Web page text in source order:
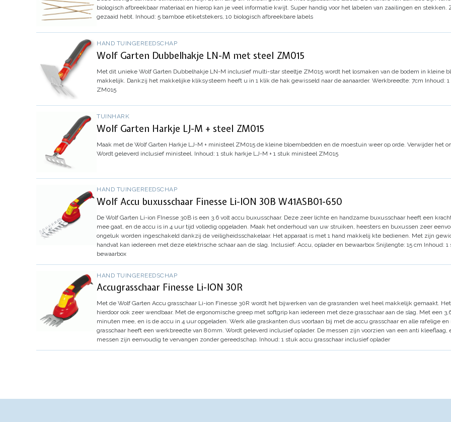
biologisch afbreekbaar materiaal en hierop kan je veel informatie kwijt. Super handig voor het labelen van zaailingen en stekken.
gezaaid hebt. Inhoud: 5 bamboe etiketstekers, 10 biologisch afbreekbare labels
HAND TUINGEREEDSCHAP
Wolf Garten Dubbelhakje LN-M met steel ZM015
Met dit unieke Wolf Garten Dubbelhakje LN-M inclusief multi-star steeltje ZM015 wordt het losmaken van de bodem in kleine
makkelijk. Dankzij het makkelijke kliksysteem heeft u in 1 klik de hak gewisseld naar de aanaarder. Werkbreedte: 7cm Inhoud:
ZM015
TUINHARK
Wolf Garten Harkje LJ-M + steel ZM015
Maak met de Wolf Garten Harkje LJ-M + ministeel ZM015 de kleine bloembedden en de moestuin weer op orde. Verwijder het
Wordt geleverd inclusief ministeel. Inhoud: 1 stuk harkje LJ-M + 1 stuk ministeel ZM015
HAND TUINGEREEDSCHAP
Wolf Accu buxusschaar Finesse Li-ION 30B W41ASB01-650
De Wolf Garten Li-ion FInesse 30B is een 3.6 volt accu buxusschaar. Deze zeer lichte en handzame buxusschaar heeft een
mee gaat, en de accu is in 4 uur tijd volledig opgeladen. Maak het onderhoud van uw struiken, heesters en buxussen zeer
ongeluk worden ingeschakeld dankzij de veiligheidsschakelaar. Het apparaat is met 1 hand makkelij kte bedienen. Met zijn
handvat kan iedereen met deze elektrische schaar aan de slag. Inclusief: Accu, oplader en bewaarbox Snijlengte: 15 cm Inhoud:
bewaarbox
HAND TUINGEREEDSCHAP
Accugrasschaar Finesse Li-ION 30R
Met de Wolf Garten Accu grasschaar Li-ion Finesse 30R wordt het bijwerken van de grasranden wel heel makkelijk gemaakt.
hierdoor ook zeer wendbaar. Met de ergonomische greep met softgrip kan iedereen met deze grasschaar aan de slag. Met een
minuten mee, en is de accu in 4 uur opgeladen. Werk alle graskanten dus voortaan bij met de accu grasschaar en alle rafelige
grasschaar heeft een werkbreedte van 80mm. Wordt geleverd inclusief oplader. De messen zijn voorzien van een anti
messen zijn eenvoudig te vervangen zonder gereedschap. Inhoud: 1 stuk accu grasschaar inclusief oplader